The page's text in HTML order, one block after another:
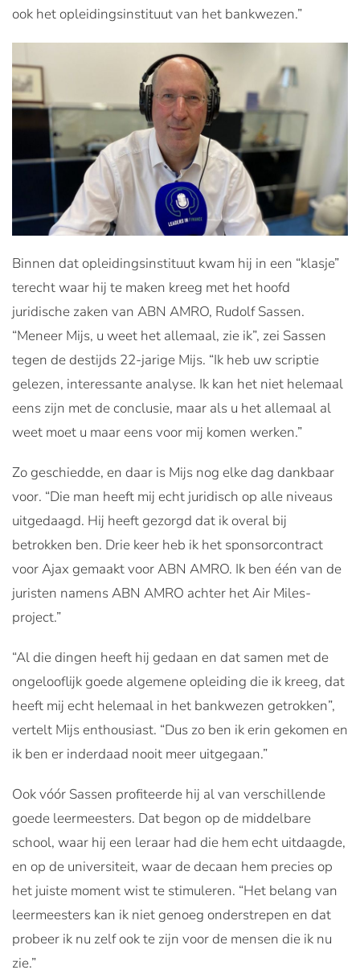
ook het opleidingsinstituut van het bankwezen.”
Binnen dat opleidingsinstituut kwam hij in een “klasje”
terecht waar hij te maken kreeg met het hoofd
juridische zaken van ABN AMRO, Rudolf Sassen.
“Meneer Mijs, u weet het allemaal, zie ik”, zei Sassen
tegen de destijds 22-jarige Mijs. “Ik heb uw scriptie
gelezen, interessante analyse. Ik kan het niet helemaal
eens zijn met de conclusie, maar als u het allemaal al
weet moet u maar eens voor mij komen werken.”
Zo geschiedde, en daar is Mijs nog elke dag dankbaar
voor. “Die man heeft mij echt juridisch op alle niveaus
uitgedaagd. Hij heeft gezorgd dat ik overal bij
betrokken ben. Drie keer heb ik het sponsorcontract
voor Ajax gemaakt voor ABN AMRO. Ik ben één van de
juristen namens ABN AMRO achter het Air Miles-
project.”
“Al die dingen heeft hij gedaan en dat samen met de
ongelooflijk goede algemene opleiding die ik kreeg, dat
heeft mij echt helemaal in het bankwezen getrokken”,
vertelt Mijs enthousiast. “Dus zo ben ik erin gekomen en
ik ben er inderdaad nooit meer uitgegaan.”
Ook vóór Sassen profiteerde hij al van verschillende
goede leermeesters. Dat begon op de middelbare
school, waar hij een leraar had die hem echt uitdaagde,
en op de universiteit, waar de decaan hem precies op
het juiste moment wist te stimuleren. “Het belang van
leermeesters kan ik niet genoeg onderstrepen en dat
probeer ik nu zelf ook te zijn voor de mensen die ik nu
zie.”